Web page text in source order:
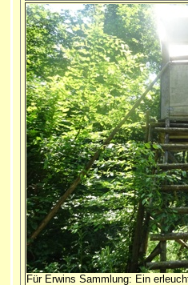
Für Erwins Sammlung: Ein